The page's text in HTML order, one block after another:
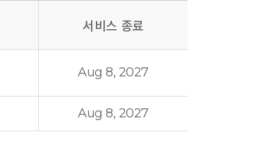
서비스 종료
Aug 8, 2027
Aug 8, 2027